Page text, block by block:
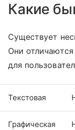
Какие
Существует
Они
для
Текстовая
Графическая